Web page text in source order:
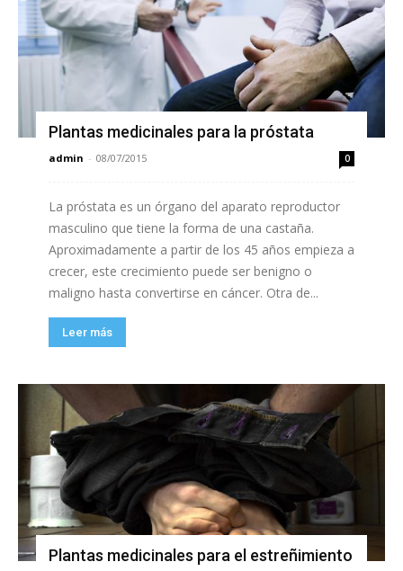
Plantas medicinales para la próstata
admin - 08/07/2015 0
La próstata es un órgano del aparato reproductor
masculino que tiene la forma de una castaña.
Aproximadamente a partir de los 45 años empieza a
crecer, este crecimiento puede ser benigno o
maligno hasta convertirse en cáncer. Otra de...
Leer más
Plantas medicinales para el estreñimiento